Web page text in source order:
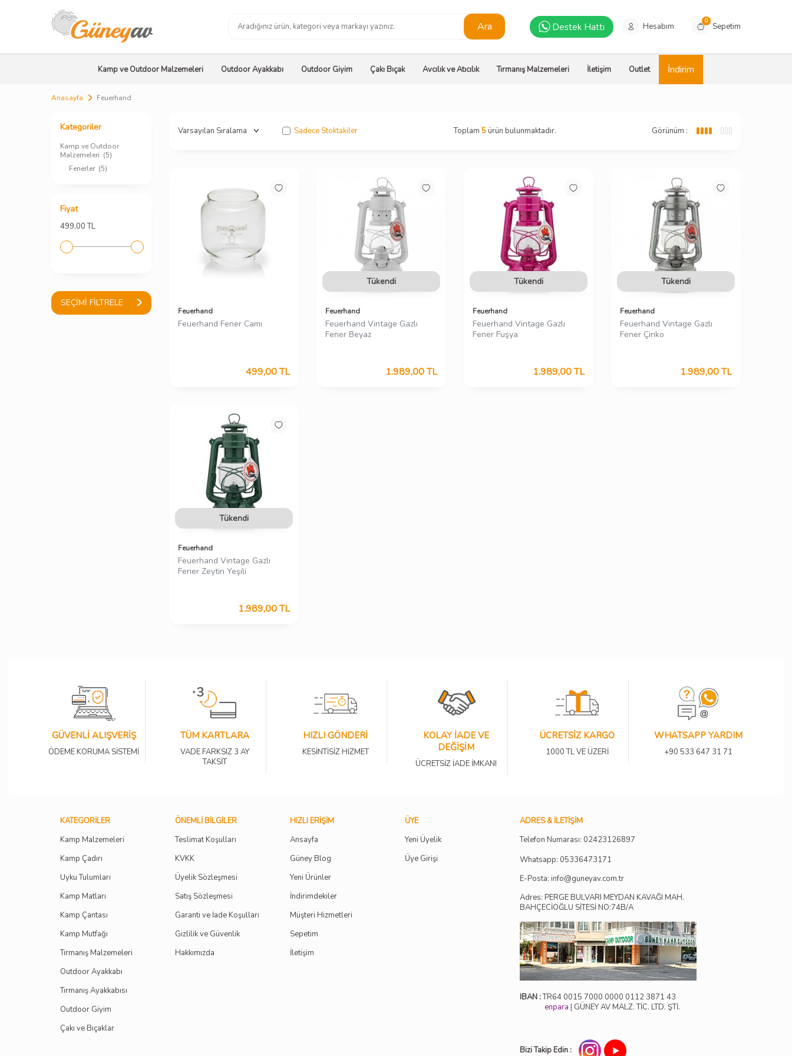
Ara Destek Hattı Hesabım
0
Sepetim
Kamp ve Outdoor Malzemeleri Outdoor Ayakkabı Outdoor Giyim Çakı Bıçak Avcılık ve Atıcılık Tırmanış Malzemeleri İletişim Outlet İndirim
Anasayfa Feuerhand
Kategoriler
Kamp ve Outdoor
Malzemeleri (5)
Fenerler(5)
Fiyat
499,00 TL
SEÇIMI FILTRELE
Sadece Stoktakiler Toplam 5ürün bulunmaktadır. Görünüm :
Feuerhand
Feuerhand Fener Camı
499,00TL
Tükendi
Feuerhand
Feuerhand Vintage Gazlı
Fener Beyaz
1.989,00TL
Tükendi
Feuerhand
Feuerhand Vintage Gazlı
Fener Fuşya
1.989,00TL
Tükendi
Feuerhand
Feuerhand Vintage Gazlı
Fener Çinko
1.989,00TL
Tükendi
Feuerhand
Feuerhand Vintage Gazlı
Fener Zeytin Yeşili
1.989,00TL
GÜVENLİ ALIŞVERİŞ
ÖDEME KORUMA SİSTEMİ
TÜM KARTLARA
VADE FARKSIZ 3 AY
TAKSİT
HIZLI GÖNDERİ
KESİNTİSİZ HİZMET
KOLAY İADE VE
DEĞİŞİM
ÜCRETSİZ İADE İMKANI
ÜCRETSİZ KARGO
1000 TL VE ÜZERİ
WHATSAPP YARDIM
+90 533 647 31 71
KATEGORILER
Kamp Malzemeleri
Kamp Çadırı
Uyku Tulumları
Kamp Matları
Kamp Çantası
Kamp Mutfağı
Tırmanış Malzemeleri
Outdoor Ayakkabı
Tırmanış Ayakkabısı
Outdoor Giyim
Çakı ve Bıçaklar
ÖNEMLI BILGILER
Teslimat Koşulları
KVKK
Üyelik Sözleşmesi
Satış Sözleşmesi
Garanti ve İade Koşulları
Gizlilik ve Güvenlik
Hakkımızda
HIZLI ERIŞIM
Ansayfa
Güney Blog
Yeni Ürünler
İndirimdekiler
Müşteri Hizmetleri
Sepetim
İletişim
ÜYE
Yeni Üyelik
Üye Girişi
ADRES & İLETIŞIM
Telefon Numarası: 02423126897
Whatsapp: 05336473171
E-Posta: info@guneyav.com.tr
Adres: PERGE BULVARI MEYDAN KAVAĞI MAH.
BAHÇECİOĞLU SİTESİ NO:74B/A
IBAN :TR64 0015 7000 0000 0112 3871 43
enpara | GÜNEY AV MALZ. TİC. LTD. ŞTİ.
Bizi Takip Edin :